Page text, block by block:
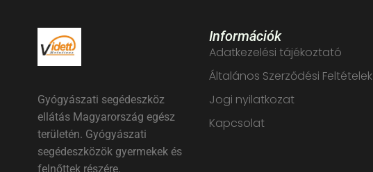
Gyógyászati segédeszköz
ellátás Magyarország egész
területén. Gyógyászati
segédeszközök gyermekek és
felnőttek részére.
Információk
Adatkezelési tájékoztató
Általános Szerződési Feltételek
Jogi nyilatkozat
Kapcsolat